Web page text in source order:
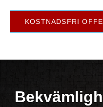
KOSTNADSFRI